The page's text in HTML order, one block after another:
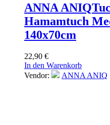
ANNA ANIQ
Hamamtuch
140x70cm
22,90 €
In den Warenkorb
Vendor:
ANNA ANIQ